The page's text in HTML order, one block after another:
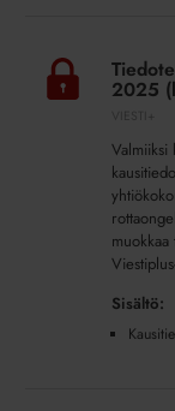
Kausitiedote_maalis-
huhtikuu
2025
Valmiiksi
Sisältö: